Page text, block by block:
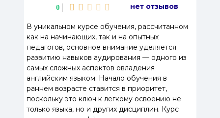
0 нет отзывов
В уникальном курсе обучения, рассчитанном
как на начинающих, так и на опытных
педагогов, основное внимание уделяется
развитию навыков аудирования — одного из
самых сложных аспектов овладения
английским языком. Начало обучения в
раннем возрасте ставится в приоритет,
поскольку это ключ к легкому освоению не
только языка, но и других дисциплин. Курс